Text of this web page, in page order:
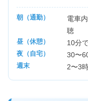
朝（通勤）
電車
聴
昼（休憩） 10分
夜（自宅） 30〜
週末 2〜3